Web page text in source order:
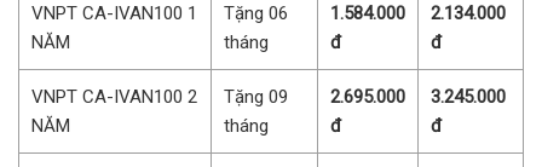
VNPT CA-IVAN100 1
NĂM
Tặng 06
tháng
1.584.000
đ
2.134.000
đ
VNPT CA-IVAN100 2
NĂM
Tặng 09
tháng
2.695.000
đ
3.245.000
đ